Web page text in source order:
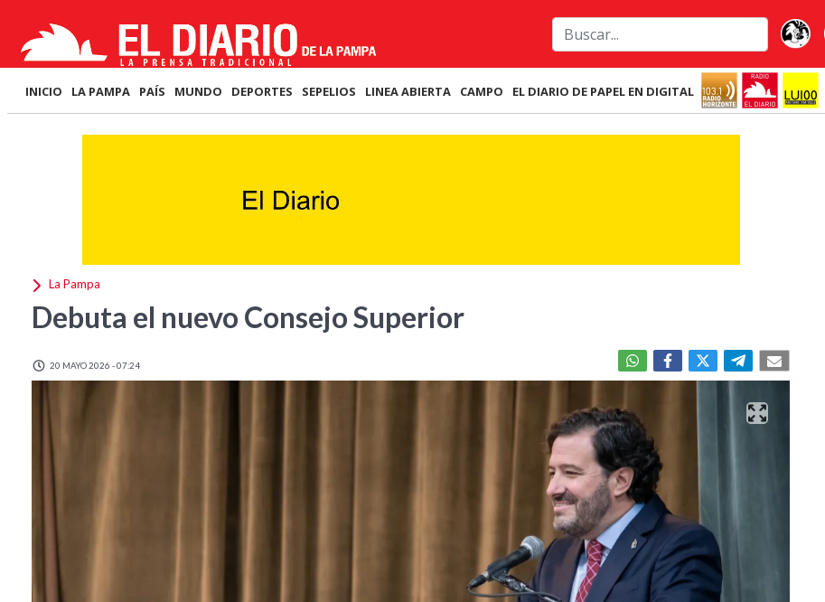
INICIO LA PAMPA PAÍS MUNDO DEPORTES SEPELIOS LINEA ABIERTA CAMPO EL DIARIO DE PAPEL EN DIGITAL
La Pampa
Debuta el nuevo Consejo Superior
20 MAYO 2026 - 07:24